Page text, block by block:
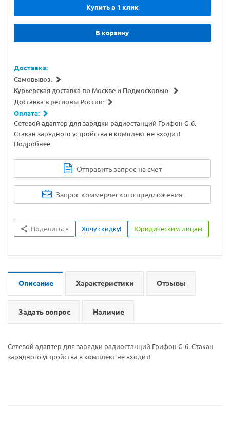
Купить в 1 клик
В корзину
Доставка:
Самовывоз:
Курьерская доставка по Москве и Подмосковью:
Доставка в регионы России:
Оплата:
Сетевой адаптер для зарядки радиостанций Грифон G-6.
Стакан зарядного устройства в комплект не входит!
Подробнее
Отправить запрос на счет
Запрос коммерческого предложения
Поделиться Хочу скидку! Юридическим лицам
Описание Характеристики Отзывы
Задать вопрос Наличие
Сетевой адаптер для зарядки радиостанций Грифон G-6. Стакан
зарядного устройства в комплект не входит!